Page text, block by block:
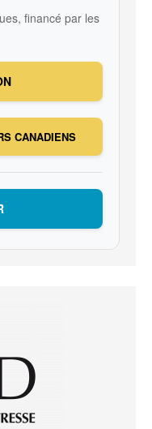
financé par les
CANADIENS